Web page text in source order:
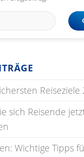
Reiseziele
sich Reisende
Wichtige Tipps